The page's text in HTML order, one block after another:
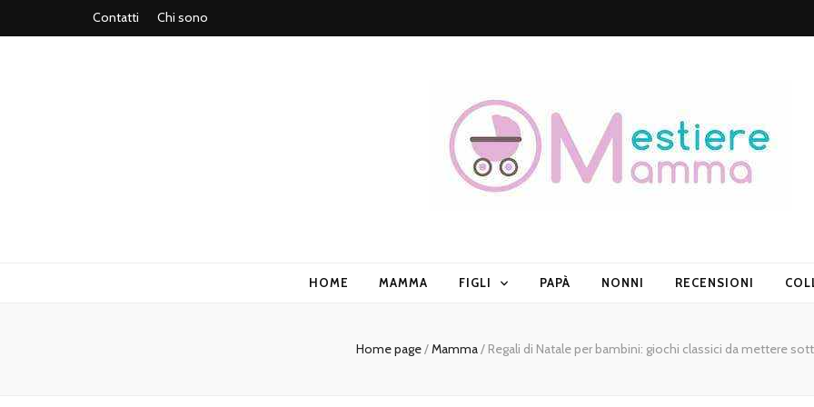
Contatti Chi sono
HOME MAMMA FIGLI PAPÀ NONNI RECENSIONI
Home page/Mamma/ Regali di Natale per bambini: giochi classici da mettere